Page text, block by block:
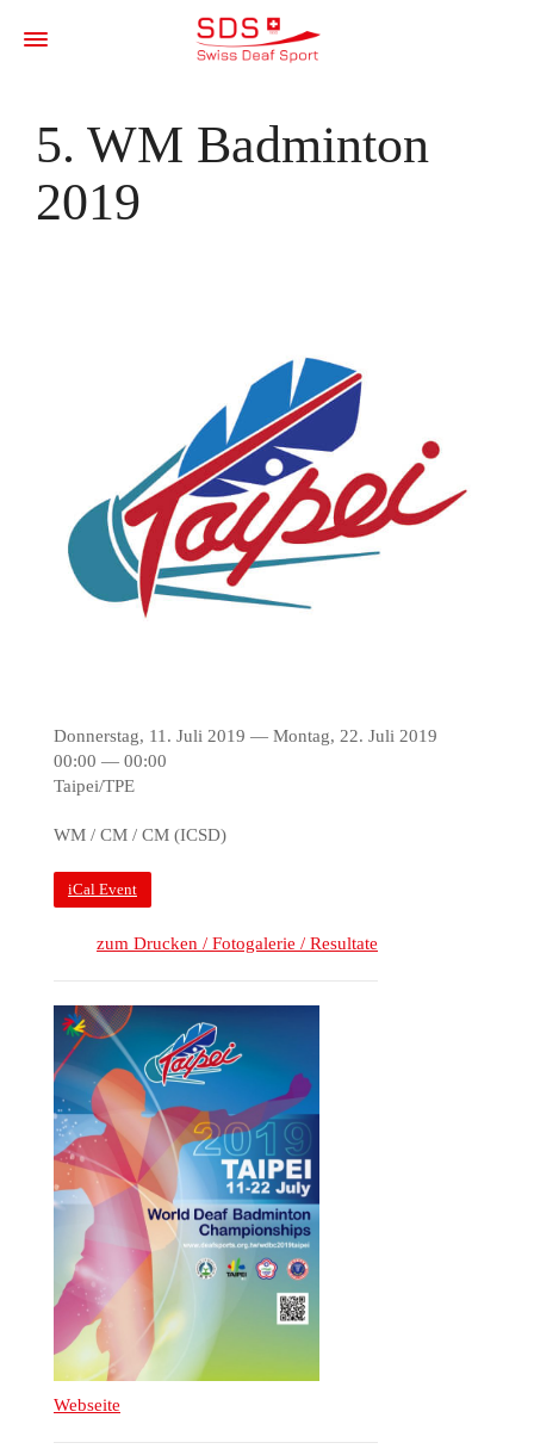
5. WM Badminton
2019
zum Drucken / Fotogalerie / Resultate
Webseite
Donnerstag, 11. Juli 2019 — Montag, 22. Juli 2019
00:00 — 00:00
Taipei/TPE
WM / CM / CM (ICSD)
iCal Event